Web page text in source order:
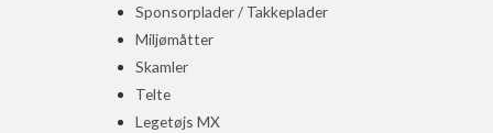
Sponsorplader / Takkeplader
Miljømåtter
Skamler
Telte
Legetøjs MX